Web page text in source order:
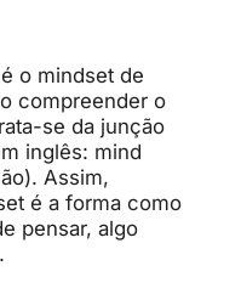
o mindset de
compreender o
se da junção
inglês: mind
Assim,
é a forma como
pensar, algo